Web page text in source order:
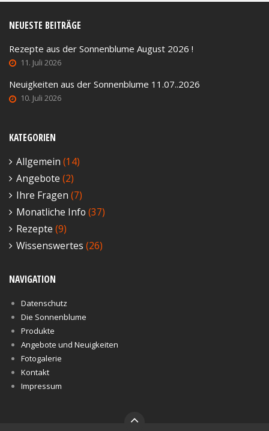
NEUESTE BEITRÄGE
Rezepte aus der Sonnenblume August 2026 !
11. Juli 2026
Neuigkeiten aus der Sonnenblume 11.07..2026
10. Juli 2026
KATEGORIEN
Allgemein (14)
Angebote (2)
Ihre Fragen (7)
Monatliche Info (37)
Rezepte (9)
Wissenswertes (26)
NAVIGATION
Datenschutz
Die Sonnenblume
Produkte
Angebote und Neuigkeiten
Fotogalerie
Kontakt
Impressum